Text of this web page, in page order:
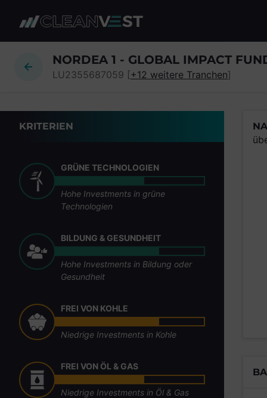
NORDEA 1 - GLOBAL IMPACT
LU2355687059 [+12 weitere Tranchen]
KRITERIEN
GRÜNE TECHNOLOGIEN
Hohe Investments in grüne
Technologien
BILDUNG & GESUNDHEIT
Hohe Investments in Bildung oder
Gesundheit
FREI VON KOHLE
Niedrige Investments in Kohle
FREI VON ÖL & GAS
Niedrige Investments in Öl & Gas